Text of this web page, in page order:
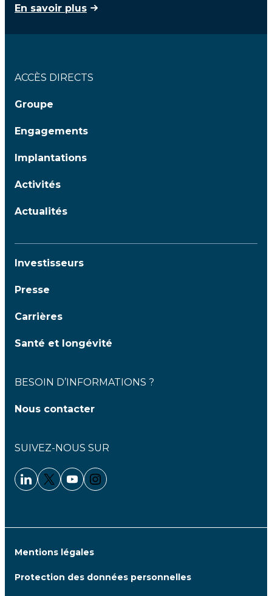
En savoir plus
ACCÈS DIRECTS
Groupe
Engagements
Implantations
Activités
Actualités
Investisseurs
Presse
Carrières
Santé et longévité
BESOIN D’INFORMATIONS ?
Nous contacter
SUIVEZ-NOUS SUR
Linkedin - Clariane
Twitter - Clariane
Youtube - Clariane
Instagram - Clariane
Mentions légales
Protection des données personnelles